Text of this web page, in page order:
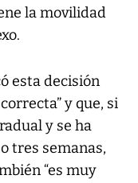
la movilidad
esta decisión
y que, si
y se ha
tres semanas,
“es muy